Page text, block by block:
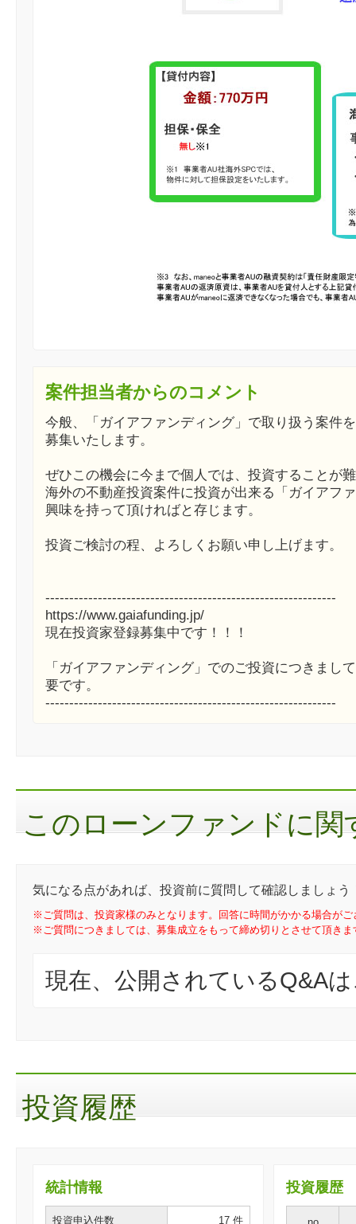
案件担当者からのコメント
今般、「ガイアファンディング」で取り扱う案件
募集いたします。
ぜひこの機会に今まで個人では、投資することが
海外の不動産投資案件に投資が出来る「ガイアフ
興味を持って頂ければと存じます。
投資ご検討の程、よろしくお願い申し上げます。
-------------------------------------------------------------
https://www.gaiafunding.jp/
現在投資家登録募集中です！！！
「ガイアファンディング」でのご投資につきまし
要です。
-------------------------------------------------------------
このローンファンドに関
気になる点があれば、投資前に質問して確認しましょう
※ご質問は、投資家様のみとなります。回答に時間がかかる場合が
※ご質問につきましては、募集成立をもって締め切りとさせて頂きま
現在、公開されているQ&A
投資履歴
投資履歴
統計情報
投資申込件数 17 件